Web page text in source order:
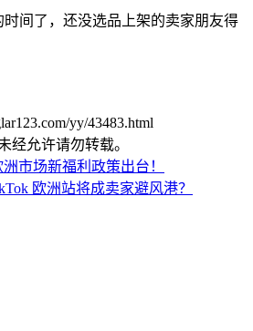
间了，还没选品上架的卖家朋友得
yy/43483.html
经允许请勿转载。
市场新福利政策出台！
欧洲站将成卖家避风港？